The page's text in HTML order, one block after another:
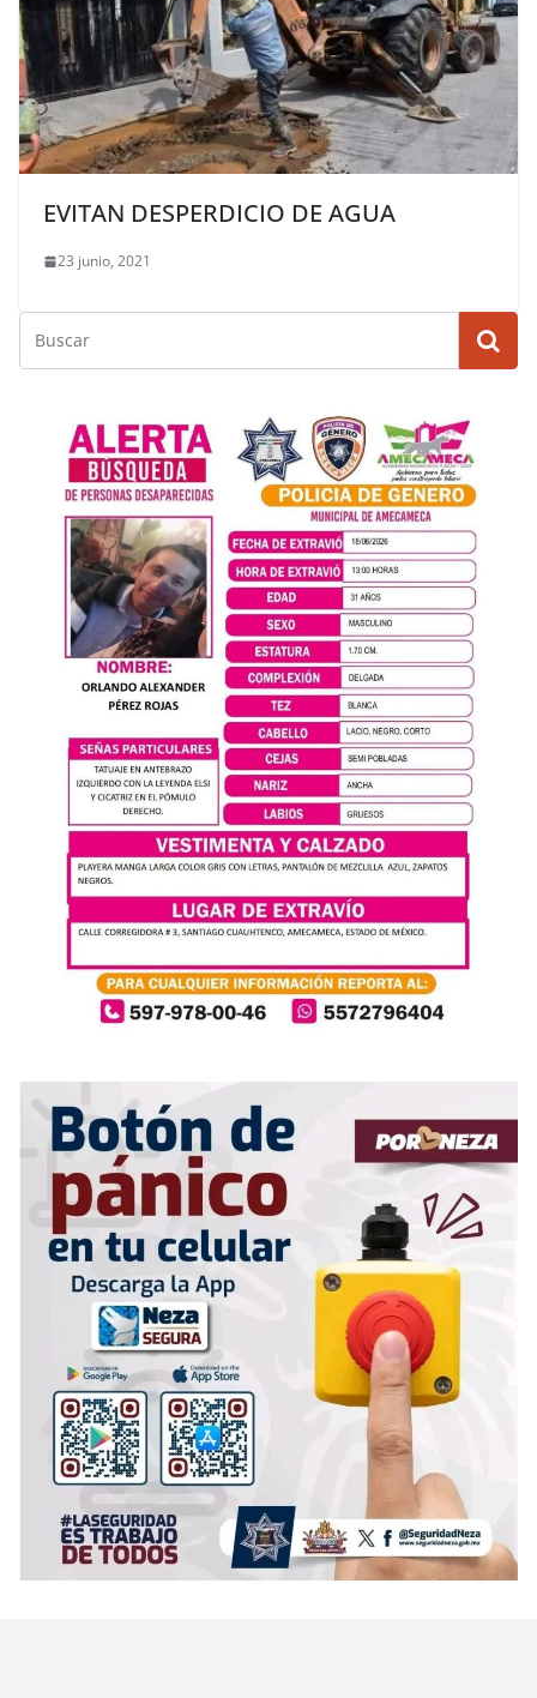
EVITAN DESPERDICIO DE AGUA
23 junio, 2021